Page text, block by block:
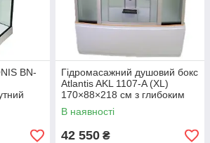
BN-
Гідромасажний душовий бокс
Atlantis AKL 1107-A (XL)
170×88×218 см з глибоким
піддоном, ванною,
гідромасажем, тропічним
В наявності
42 550 ₴